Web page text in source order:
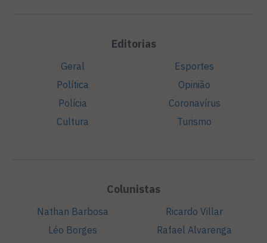
Editorias
Geral
Política
Polícia
Cultura
Esportes
Opinião
Coronavírus
Turismo
Colunistas
Nathan Barbosa
Léo Borges
Ricardo Villar
Rafael Alvarenga